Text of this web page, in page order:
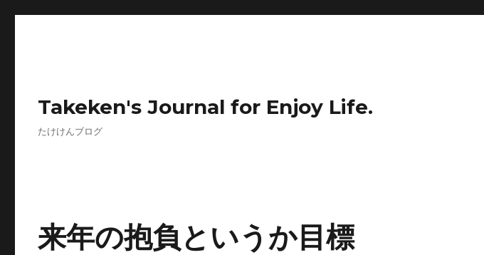
Takeken's Journal for Enjoy Life.
たけけんブログ
来年の抱負というか目標